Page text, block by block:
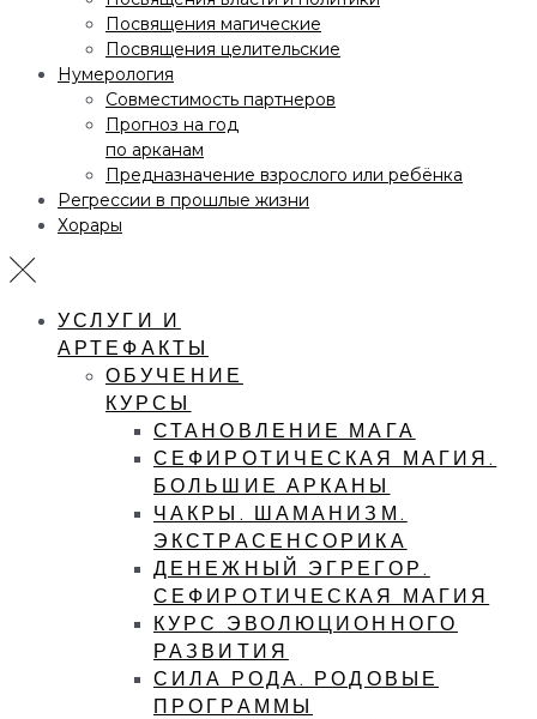
Посвящения магические
Посвящения целительские
Нумерология
Совместимость партнеров
Прогноз на год
по арканам
Предназначение взрослого или ребёнка
Регрессии в прошлые жизни
Хорары
УСЛУГИ И
АРТЕФАКТЫ
ОБУЧЕНИЕ
КУРСЫ
СТАНОВЛЕНИЕ МАГА
СЕФИРОТИЧЕСКАЯ МАГИЯ.
БОЛЬШИЕ АРКАНЫ
ЧАКРЫ. ШАМАНИЗМ.
ЭКСТРАСЕНСОРИКА
ДЕНЕЖНЫЙ ЭГРЕГОР.
СЕФИРОТИЧЕСКАЯ МАГИЯ
КУРС ЭВОЛЮЦИОННОГО
РАЗВИТИЯ
СИЛА РОДА. РОДОВЫЕ
ПРОГРАММЫ